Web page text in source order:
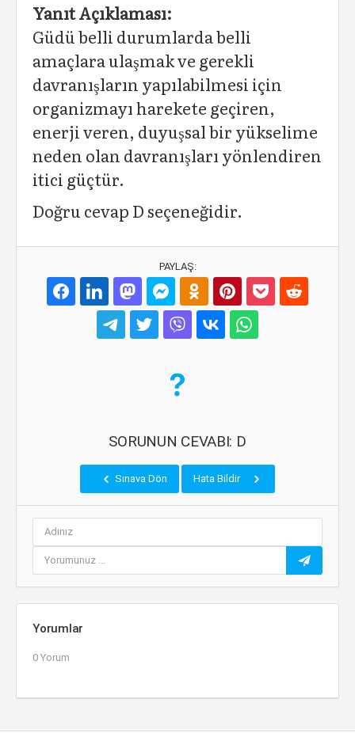
Yanıt Açıklaması:
Güdü belli durumlarda belli
amaçlara ulaşmak ve gerekli
davranışların yapılabilmesi için
organizmayı harekete geçiren,
enerji veren, duyuşsal bir yükselime
neden olan davranışları yönlendiren
itici güçtür.
Doğru cevap D seçeneğidir.
PAYLAŞ:
SORUNUN CEVABI: D
Sınava Dön Hata Bildir
Yorumlar
0 Yorum